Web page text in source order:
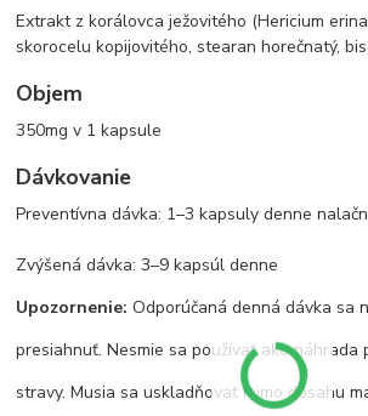
Extrakt z korálovca ježovitého (Hericium
skorocelu kopijovitého, stearan horečnatý,
Objem
350mg v 1 kapsule
Dávkovanie
Preventívna dávka: 1–3 kapsuly denne
Zvýšená dávka: 3–9 kapsúl denne
Upozornenie:Odporúčaná denná dávka sa
presiahnuť. Nesmie sa používať ako náhrada
stravy. Musia sa uskladňovať mimo dosahu